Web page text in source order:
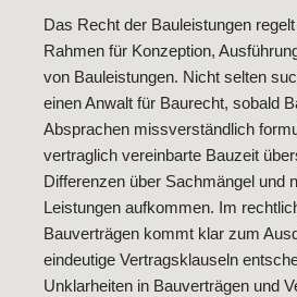
Das Recht der Bauleistungen
Rahmen für Konzeption,
von Bauleistungen. Nicht selten
einen Anwalt für Baurecht, sobald
Absprachen missverständlich
vertraglich vereinbarte Bauzeit
Differenzen über Sachmängel und
Leistungen aufkommen. Im
Bauverträgen kommt klar zum
eindeutige Vertragsklauseln
Unklarheiten in Bauverträgen und